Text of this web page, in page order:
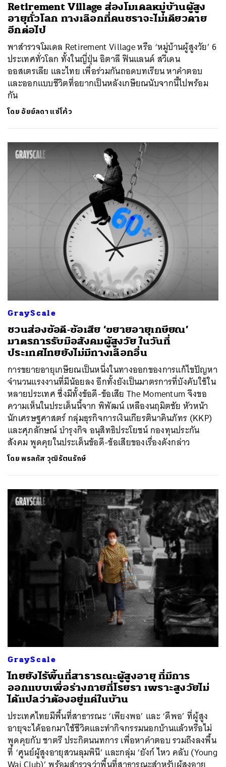
Retirement Village ส่องโมเดลหมู่บ้านผู้สูง
อายุทั่วโลก ทางเลือกที่คนชราจะไม่เดียวดาย
อีกต่อไป
พาสำรวจโมเดล Retirement Village หรือ ‘หมู่บ้านผู้สูงวัย’ 6
ประเทศทั่วโลก ทั้งในญี่ปุ่น อิตาลี ฟินแลนด์ สวีเดน
ออสเตรเลีย และไทย เพื่อร่วมกันถอดบทเรียน หาคำตอบ
และออกแบบชีวิตที่อยากเป็นหลังเกษียณนับจากนี้ไปพร้อม
กัน
โดย อัยย์ลดา แซ่โค้ว
GrayScale
ชวนส่องข้อดี-ข้อเสีย ‘ขยายอายุเกษียณ’
มาตรการรับมือสังคมผู้สูงวัย ในวันที่
ประเทศไทยยังไม่มีทางเลือกอื่น
การขยายอายุเกษียณเป็นหนึ่งในทางออกของการแก้ไขปัญหา
จำนวนแรงงานที่มีน้อยลง อีกทั้งยังเป็นมาตรการที่บังคับใช้ใน
หลายประเทศ ซึ่งมีทั้งข้อดี-ข้อเสีย The Momentum จึงขอ
ความเห็นในประเด็นนี้จาก พิพัฒน์ เหลืองนฤมิตชัย หัวหน้า
นักเศรษฐศาสตร์ กลุ่มธุรกิจการเงินเกียรตินาคินภัทร (KKP)
และศุภลักษณ์ บำรุงกิจ อนุสิทธิประโยชน์ กองทุนประกัน
สังคม พูดคุยในประเด็นข้อดี-ข้อเสียของเรื่องดังกล่าว
โดยพรลภัส วุฒิรัตนรักษ์
GrayScale
ไทยยังไร้พื้นที่สาธารณะผู้สูงอายุ ที่มีการ
ออกแบบเพื่อร่างกายที่โรยรา เพราะสูงวัยไม่
ได้แปลว่าต้องอยู่แค่ในบ้าน
ประเทศไทยมีพื้นที่สาธารณะ ‘เพียงพอ’ และ ‘ดีพอ’ ที่ผู้สูง
อายุจะได้ออกมาใช้ชีวิตและทำกิจกรรมนอกบ้านแล้วหรือไม่
พูดคุยกับ ชาตรี ประกิตนนทการ เพื่อหาคำตอบ รวมถึงลงพื้น
ที่ ‘ศูนย์ผู้สูงอายุสวนลุมพินี’ และกลุ่ม ‘ยังก์ ไหว คลับ (Young